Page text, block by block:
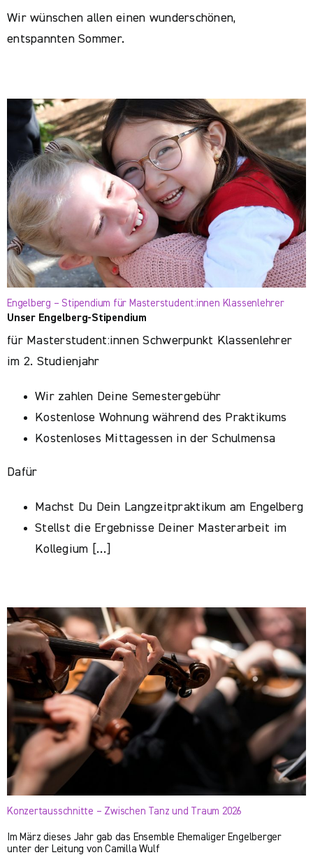
Wir wünschen allen einen wunderschönen,
entspannten Sommer.
Engelberg – Stipendium für Masterstudent:innen Klassenlehrer
Unser Engelberg-Stipendium
für Masterstudent:innen Schwerpunkt Klassenlehrer
im 2. Studienjahr
Wir zahlen Deine Semestergebühr
Kostenlose Wohnung während des Praktikums
Kostenloses Mittagessen in der Schulmensa
Dafür
Machst Du Dein Langzeitpraktikum am Engelberg
Stellst die Ergebnisse Deiner Masterarbeit im
Kollegium […]
Konzertausschnitte – Zwischen Tanz und Traum 2026
Im März dieses Jahr gab das Ensemble Ehemaliger Engelberger
unter der Leitung von Camilla Wulf